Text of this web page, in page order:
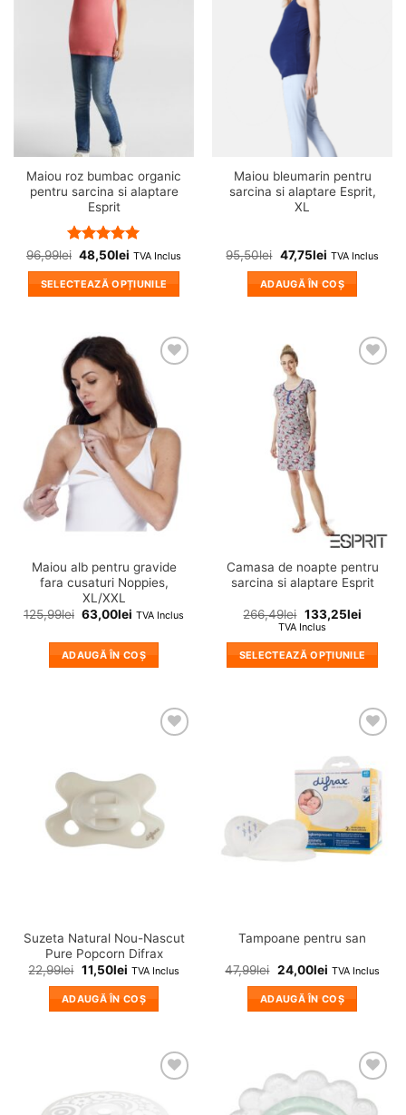
variații.
Opțiunile
pot
fi
alese
în
pagina
produsului.
Maiou roz bumbac organic
pentru sarcina si alaptare
Esprit
Evaluat la
5din 5
96,99lei 48,50lei TVA Inclus
SELECTEAZĂ OPȚIUNILE
are
mai
multe
variații.
Opțiunile
pot
fi
alese
pagina
produsului.
Maiou bleumarin pentru
sarcina si alaptare Esprit,
XL
95,50lei 47,75lei TVA Inclus
ADAUGĂ ÎN COȘ
Adauga
wishlist!
Maiou alb pentru gravide
fara cusaturi Noppies,
XL/XXL
125,99lei 63,00lei TVA Inclus
ADAUGĂ ÎN COȘ
Camasa de noapte pentru
sarcina si alaptare Esprit
266,49lei 133,25lei
TVA Inclus
SELECTEAZĂ OPȚIUNILE
variații.
Opțiunile
pot
fi
alese
wishlist!
Suzeta Natural Nou-Nascut
Pure Popcorn Difrax
22,99lei 11,50lei TVA Inclus
ADAUGĂ ÎN COȘ
Adauga
in
wishlist!
Tampoane pentru san
47,99lei 24,00lei TVA Inclus
ADAUGĂ ÎN COȘ
Adauga